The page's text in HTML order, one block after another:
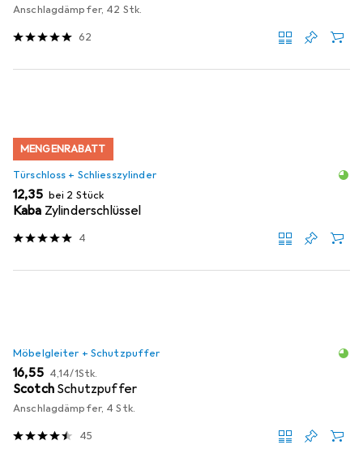
Anschlagdämpfer, 42 Stk.
62
MENGENRABATT
Türschloss + Schliesszylinder
EUR
12,35 bei 2 Stück
Kaba Zylinderschlüssel
4
Möbelgleiter + Schutzpuffer
EUR
16,55 EUR
4,14/1Stk.
Scotch Schutzpuffer
Anschlagdämpfer, 4 Stk.
45